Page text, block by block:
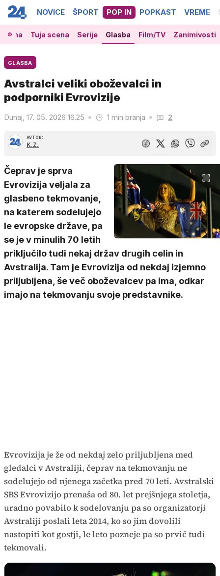
NOVICE ŠPORT POP IN POPKAST VREME
Tuja scena Serije Glasba Film/TV Zanimivosti
GLASBA
Avstralci veliki oboževalci in
podporniki Evrovizije
Dunaj, 17. 05. 2026 16.25 1 min branja 2
AVTOR:
K.Z.
Čeprav je sprva
Evrovizija veljala za
glasbeno tekmovanje,
na katerem sodelujejo
le evropske države, pa
se je v minulih 70 letih
priključilo tudi nekaj držav drugih celin in
Avstralija. Tam je Evrovizija od nekdaj izjemno
priljubljena, še več oboževalcev pa ima, odkar
imajo na tekmovanju svoje predstavnike.
Evrovizija je že od nekdaj zelo priljubljena med
gledalci v Avstraliji, čeprav na tekmovanju ne
sodelujejo od njenega začetka pred 70 leti. Avstralski
SBS Evrovizijo prenaša od 80. let prejšnjega stoletja,
uradno povabilo k sodelovanju pa so organizatorji
Avstraliji poslali leta 2014, ko so jim dovolili
nastopiti kot gostji, le leto pozneje pa so prvič tudi
tekmovali.